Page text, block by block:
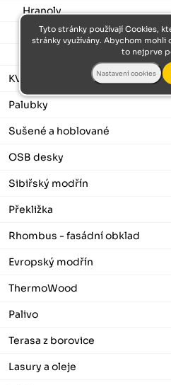
Hranoly
Prkna
KVH hranoly
Palubky
Sušené a hoblované
OSB desky
Sibiřský modřín
Překližka
Rhombus - fasádní obklad
Evropský modřín
ThermoWood
Palivo
Terasa z borovice
Lasury a oleje
Tyto stránky používají Cookies,
stránky využívány. Abychom mohli
to nejprve